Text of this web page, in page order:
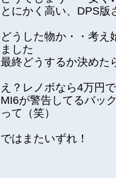
とにかく高い、DPS版
どうした物か・・考え
ました
最終どうするか決めた
え？レノボなら4万円
MI6が警告してるバッ
って（笑）
ではまたいずれ！